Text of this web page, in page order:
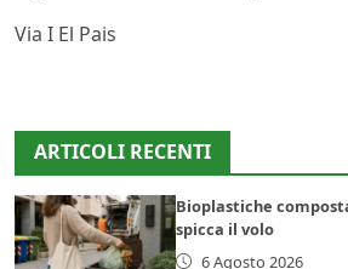
Via I El Pais
ARTICOLI RECENTI
Bioplastiche
spicca il volo
6 Agosto 2026